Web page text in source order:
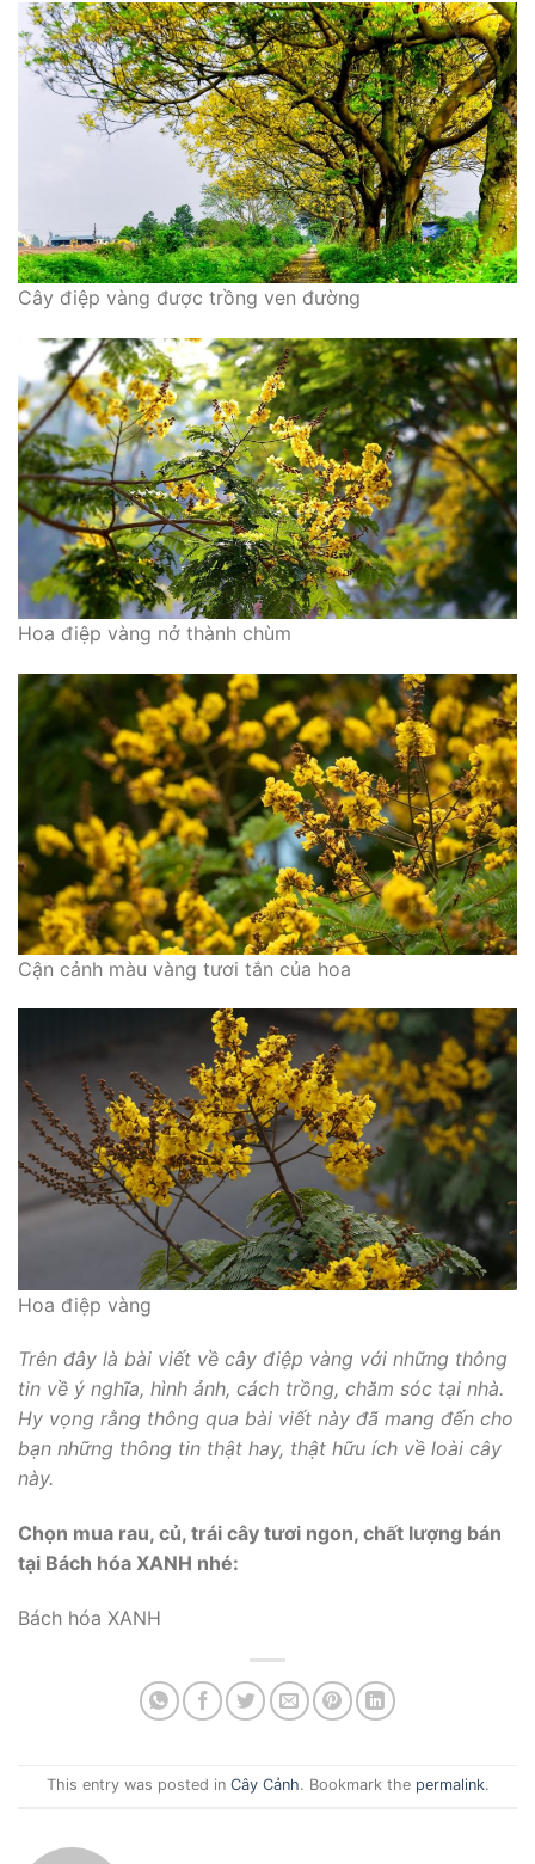
Cây điệp vàng được trồng ven đường
Hoa điệp vàng nở thành chùm
Cận cảnh màu vàng tươi tắn của hoa
Hoa điệp vàng
Trên đây là bài viết về cây điệp vàng với những thông
tin về ý nghĩa, hình ảnh, cách trồng, chăm sóc tại nhà.
Hy vọng rằng thông qua bài viết này đã mang đến cho
bạn những thông tin thật hay, thật hữu ích về loài cây
này.
Chọn mua rau, củ, trái cây tươi ngon, chất lượng bán
tại Bách hóa XANH nhé:
Bách hóa XANH
This entry was posted in Cây Cảnh. Bookmark the permalink.